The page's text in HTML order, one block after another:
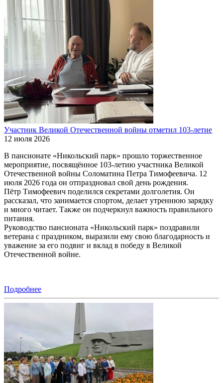
Участник Великой Отечественной войны отметил 103-летие
12 июля 2026
В пансионате «Никольский парк» прошло торжественное
мероприятие, посвящённое 103-летию участника Великой
Отечественной войны Соломатина Петра Тимофеевича. 12
июля 2026 года он отпраздновал свой день рождения.
Пётр Тимофеевич поделился секретами долголетия. Он
рассказал, что занимается спортом, делает утреннюю зарядку
и много читает. Также он подчеркнул важность правильного
питания.
Руководство пансионата «Никольский парк» поздравили
ветерана с праздником, выразили ему свою благодарность и
уважение за его подвиг и вклад в победу в Великой
Отечественной войне.
Подробнее